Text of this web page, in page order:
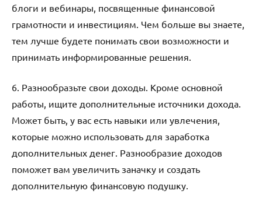
блоги и вебинары, посвященные финансовой
грамотности и инвестициям. Чем больше вы знаете,
тем лучше будете понимать свои возможности и
принимать информированные решения.
6. Разнообразьте свои доходы. Кроме основной
работы, ищите дополнительные источники дохода.
Может быть, у вас есть навыки или увлечения,
которые можно использовать для заработка
дополнительных денег. Разнообразие доходов
поможет вам увеличить заначку и создать
дополнительную финансовую подушку.